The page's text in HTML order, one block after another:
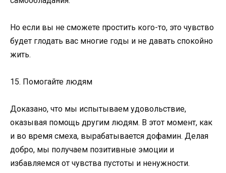
Но если вы не сможете простить кого-то, это чувство
будет глодать вас многие годы и не давать спокойно
жить.
15. Помогайте людям
Доказано, что мы испытываем удовольствие,
оказывая помощь другим людям. В этот момент, как
и во время смеха, вырабатывается дофамин. Делая
добро, мы получаем позитивные эмоции и
избавляемся от чувства пустоты и ненужности.